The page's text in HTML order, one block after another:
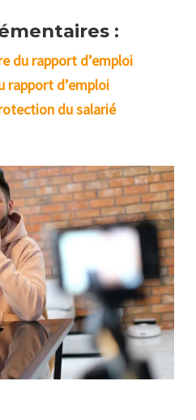
:
du rapport d’emploi
rapport d’emploi
du salarié